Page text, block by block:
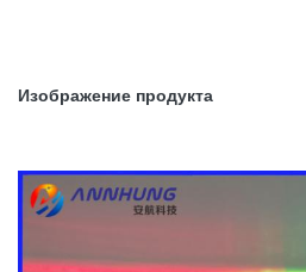
Изображение продукта